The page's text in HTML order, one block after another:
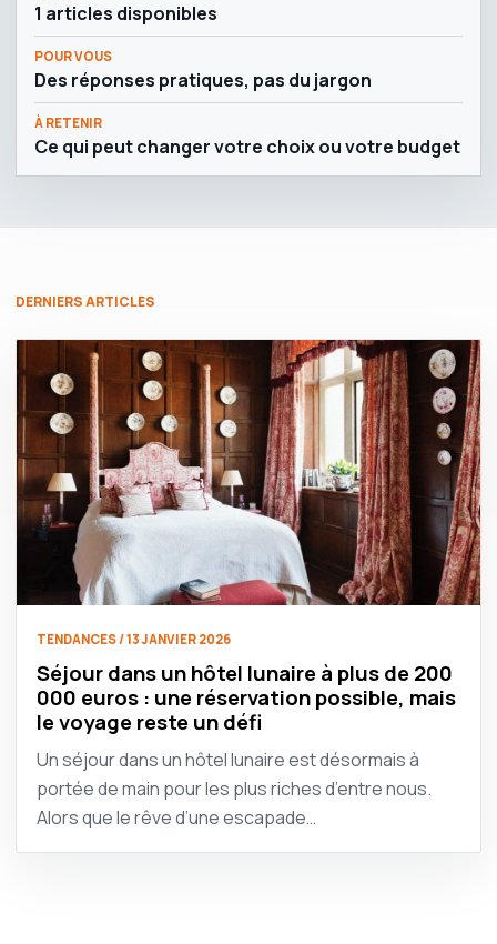
1 articles disponibles
POUR VOUS
Des réponses pratiques, pas du jargon
À RETENIR
Ce qui peut changer votre choix ou votre budget
DERNIERS ARTICLES
TENDANCES / 13 JANVIER 2026
Séjour dans un hôtel lunaire à plus de 200
000 euros : une réservation possible, mais
le voyage reste un défi
Un séjour dans un hôtel lunaire est désormais à
portée de main pour les plus riches d’entre nous.
Alors que le rêve d’une escapade…